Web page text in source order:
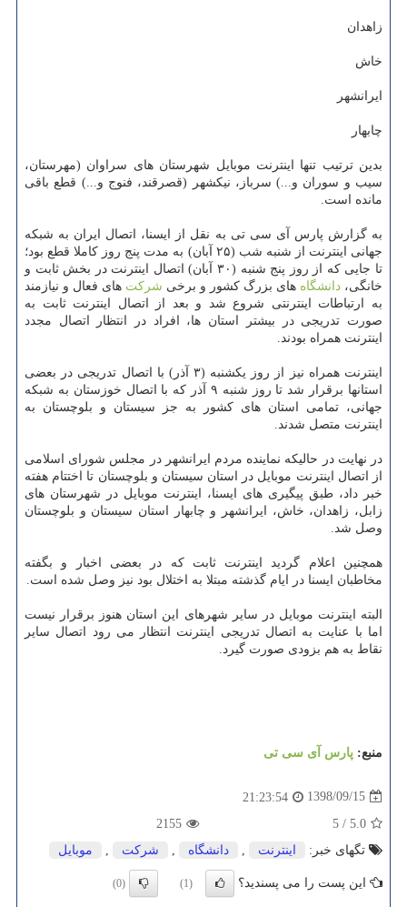
زاهدان
خاش
ایرانشهر
چابهار
بدین ترتیب تنها اینترنت موبایل شهرستان های سراوان (مهرستان،
سیب و سوران و...) سرباز، نیكشهر (قصرقند، فنوج و...) قطع باقی
مانده است.
به گزارش پارس آی سی تی به نقل از ایسنا، اتصال ایران به شبكه
جهانی اینترنت از شنبه شب (۲۵ آبان) به مدت پنج روز كاملا قطع بود؛
تا جایی كه از روز پنج شنبه (۳۰ آبان) اتصال اینترنت در بخش ثابت و
خانگی، دانشگاه های بزرگ كشور و برخی شركت های فعال و نیازمند
به ارتباطات اینترنتی شروع شد و بعد از اتصال اینترنت ثابت به
صورت تدریجی در بیشتر استان ها، افراد در انتظار اتصال مجدد
اینترنت همراه بودند.
اینترنت همراه نیز از روز یكشنبه (۳ آذر) با اتصال تدریجی در بعضی
استانها برقرار شد تا روز شنبه ۹ آذر كه با اتصال خوزستان به شبكه
جهانی، تمامی استان های كشور به جز سیستان و بلوچستان به
اینترنت متصل شدند.
در نهایت در حالیكه نماینده مردم ایرانشهر در مجلس شورای اسلامی
از اتصال اینترنت موبایل در استان سیستان و بلوچستان تا اختتام هفته
خبر داد، طبق پیگیری های ایسنا، اینترنت موبایل در شهرستان های
زابل، زاهدان، خاش، ایرانشهر و چابهار استان سیستان و بلوچستان
وصل شد.
همچنین اعلام گردید اینترنت ثابت كه در بعضی اخبار و بگفته
مخاطبان ایسنا در ایام گذشته مبتلا به اختلال بود نیز وصل شده است.
البته اینترنت موبایل در سایر شهرهای این استان هنوز برقرار نیست
اما با عنایت به اتصال تدریجی اینترنت انتظار می رود اتصال سایر
نقاط به هم بزودی صورت گیرد.
منبع: پارس آی سی تی
1398/09/15
21:23:54
5.0
/
5
2155
تگهای خبر:
اینترنت دانشگاه شركت موبایل
این پست را می پسندید؟ (1)
(0)